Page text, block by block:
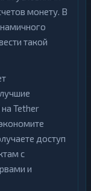
монету. В
такой
Tether
доступ
с
и